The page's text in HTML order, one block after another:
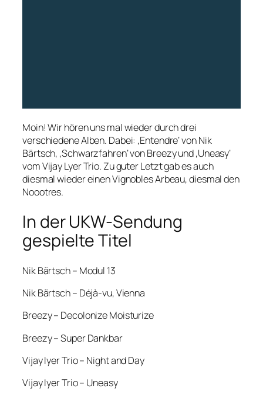
Moin! Wir hören uns mal wieder durch drei
verschiedene Alben. Dabei: ‚Entendre‘ von Nik
Bärtsch, ‚Schwarzfahren‘ von Breezy und ‚Uneasy‘
vom Vijay Lyer Trio. Zu guter Letzt gab es auch
diesmal wieder einen Vignobles Arbeau, diesmal den
Noootres.
In der UKW-Sendung
gespielte Titel
Nik Bärtsch – Modul 13
Nik Bärtsch – Déjà-vu, Vienna
Breezy – Decolonize Moisturize
Breezy – Super Dankbar
Vijay Iyer Trio – Night and Day
Vijay Iyer Trio – Uneasy